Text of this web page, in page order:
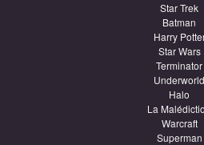
Star Trek
Batman
Harry
Star Wars
Terminator
Underworld
Halo
La
Warcraft
Superman